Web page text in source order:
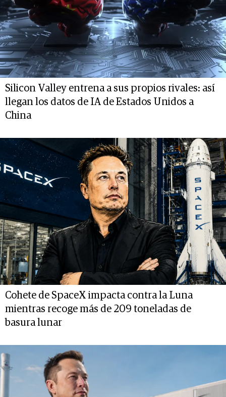
Silicon Valley entrena a sus propios rivales: así
llegan los datos de IA de Estados Unidos a
China
Cohete de SpaceX impacta contra la Luna
mientras recoge más de 209 toneladas de
basura lunar